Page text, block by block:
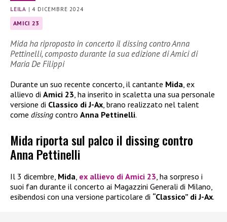
LEILA |4 DICEMBRE 2024
AMICI 23
Mida ha riproposto in concerto il dissing contro Anna
Pettinelli, composto durante la sua edizione di Amici di
Maria De Filippi
Durante un suo recente concerto, il cantante Mida , ex
allievo di Amici 23 , ha inserito in scaletta una sua personale
versione di Classico di J-Ax , brano realizzato nel talent
come dissing contro Anna Pettinelli.
Mida riporta sul palco il dissing contro
Anna Pettinelli
Il 3 dicembre, Mida, ex allievo di Amici 23, ha sorpreso i
suoi fan durante il concerto ai Magazzini Generali di Milano,
esibendosi con una versione particolare di “Classico” di J-Ax.